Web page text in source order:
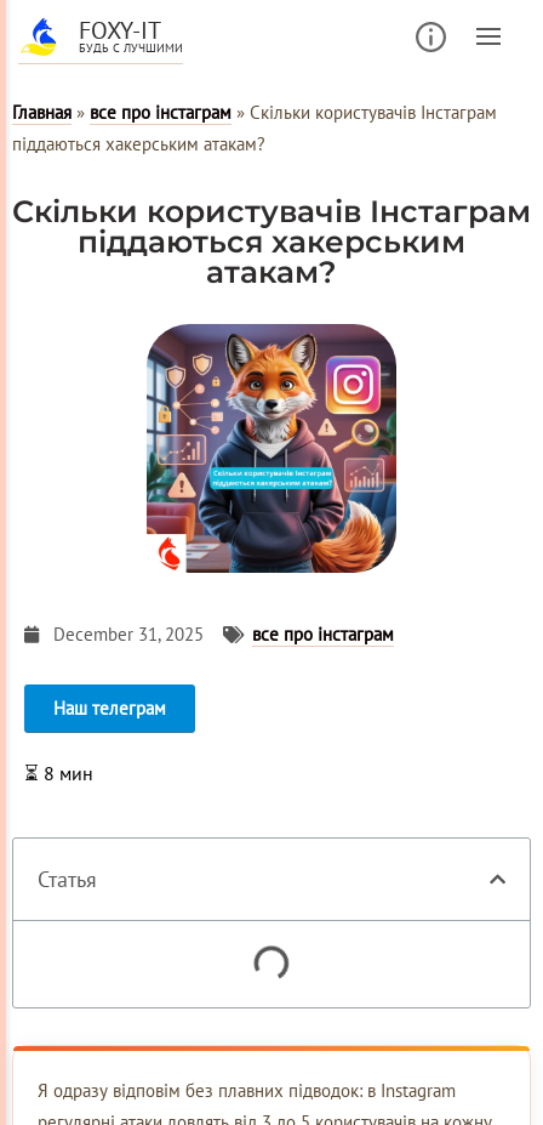
FOXY-IT
БУДЬ С ЛУЧШИМИ
Главная » все про інстаграм » Скільки користувачів Інстаграм
піддаються хакерським атакам?
Скільки користувачів Інстаграм
піддаються хакерським
атакам?
December 31, 2025 все про інстаграм
Наш телеграм
⏳ 8 мин
Статья
Я одразу відповім без плавних підводок: в Instagram